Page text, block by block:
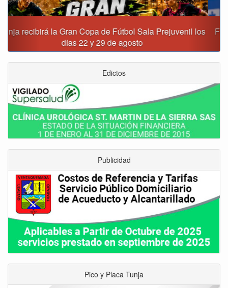
Fiscalía destapa presunta red de corrupción que habría
movido $3,1 billones en regalías
Edictos
Publicidad
Pico y Placa Tunja